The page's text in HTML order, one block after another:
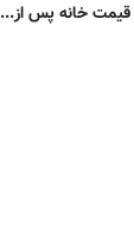
قیمت خانه پس از...